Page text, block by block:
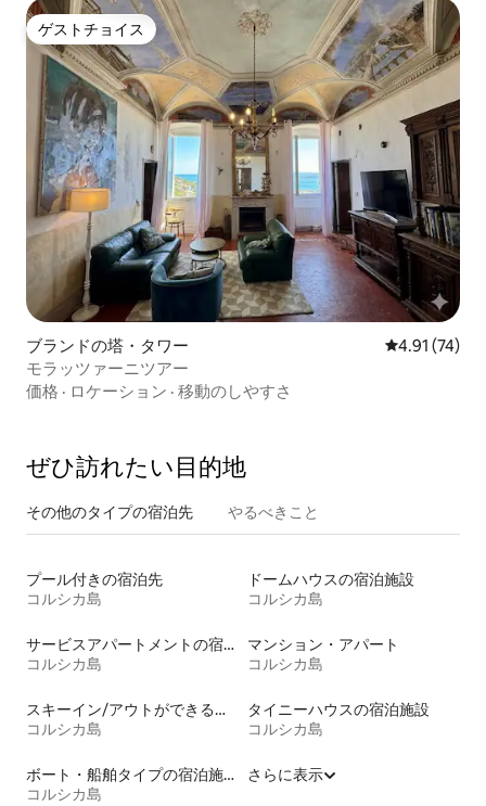
ゲストチョイス
ゲストチョイス
ブランドの塔・タワー レビュー74
4.91 (74)
モラッツァーニツアー
価格 · ロケーション · 移動のしやすさ
ぜひ訪⁠れ⁠た⁠い目⁠的⁠地
その他のタ⁠イ⁠プ⁠の宿⁠泊⁠先 やるべきこと
プール付きの宿泊先
コルシカ島
ドームハウスの宿泊施設
コルシカ島
サービスアパートメントの宿泊施設
コルシカ島
マンション・アパート
コルシカ島
スキーイン/アウトができる宿泊先
コルシカ島
タイニーハウスの宿泊施設
コルシカ島
ボート・船舶タイプの宿泊施設
コルシカ島
さらに表示